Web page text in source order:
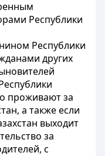
Республики
Республики
других
проживают за
а также если
выходит
за
с